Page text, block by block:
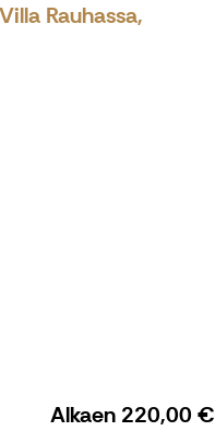
Rauhassa,
Alkaen 220,00 €